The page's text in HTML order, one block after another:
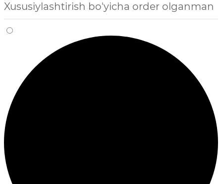
Xususiylashtirish bo'yicha order olganman